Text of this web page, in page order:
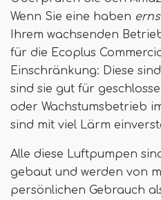
Wenn Sie eine haben
Ihrem wachsenden
für die Ecoplus
Einschränkung: Diese
sind sie gut für
oder Wachstumsbetrieb
sind mit viel Lärm
Alle diese Luftpumpen
gebaut und werden von
persönlichen Gebrauch